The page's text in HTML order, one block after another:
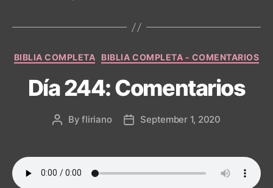
Categories
BIBLIA COMPLETA BIBLIA COMPLETA - COMENTARIOS
Día 244: Comentarios
PostByfliriano
PostSeptember 1, 2020